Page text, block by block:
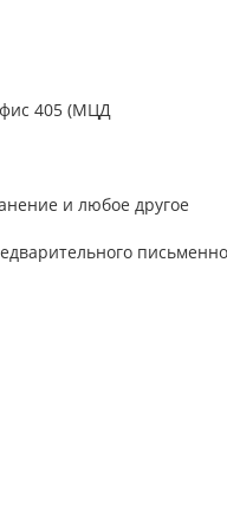
405 (МЦД
и любое другое